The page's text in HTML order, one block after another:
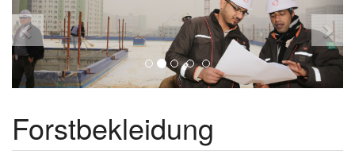
Forstbekleidung